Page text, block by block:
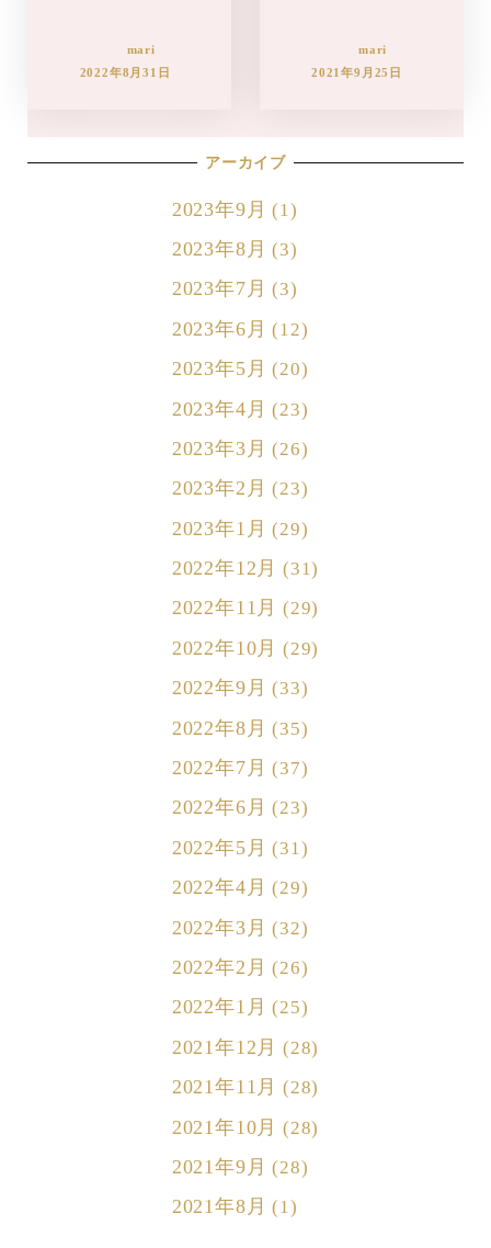
mari
2022年8月31日
mari
2021年9月25日
アーカイブ
2023年9月 (1)
2023年8月 (3)
2023年7月 (3)
2023年6月 (12)
2023年5月 (20)
2023年4月 (23)
2023年3月 (26)
2023年2月 (23)
2023年1月 (29)
2022年12月 (31)
2022年11月 (29)
2022年10月 (29)
2022年9月 (33)
2022年8月 (35)
2022年7月 (37)
2022年6月 (23)
2022年5月 (31)
2022年4月 (29)
2022年3月 (32)
2022年2月 (26)
2022年1月 (25)
2021年12月 (28)
2021年11月 (28)
2021年10月 (28)
2021年9月 (28)
2021年8月 (1)